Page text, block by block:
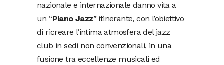
nazionale e internazionale danno vita a
un “Piano Jazz” itinerante, con l’obiettivo
di ricreare l’intima atmosfera del jazz
club in sedi non convenzionali, in una
fusione tra eccellenze musicali ed